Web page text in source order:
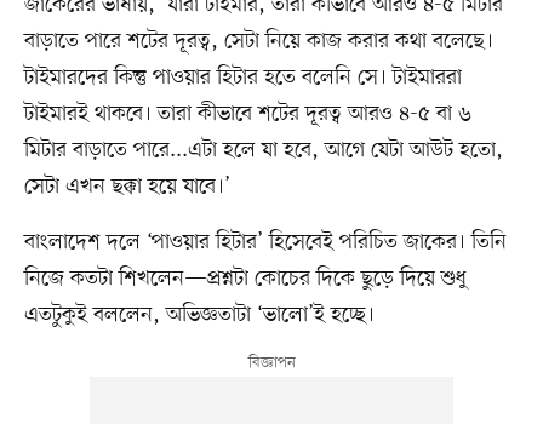
বাড়াতে পারে শটের দূরত্ব, সেটা নিয়ে কাজ করার কথা বলেছে।
টাইমারদের কিন্তু পাওয়ার হিটার হতে বলেনি সে। টাইমাররা
টাইমারই থাকবে। তারা কীভাবে শটের দূরত্ব আরও ৪-৫ বা ৬
মিটার বাড়াতে পারে...এটা হলে যা হবে, আগে যেটা আউট হতো,
সেটা এখন ছক্কা হয়ে যাবে।’
বাংলাদেশ দলে ‘পাওয়ার হিটার’ হিসেবেই পরিচিত জাকের। তিনি
নিজে কতটা শিখলেন—প্রশ্নটা কোচের দিকে ছুড়ে দিয়ে শুধু
এতটুকুই বললেন, অভিজ্ঞতাটা ‘ভালো’ই হচ্ছে।